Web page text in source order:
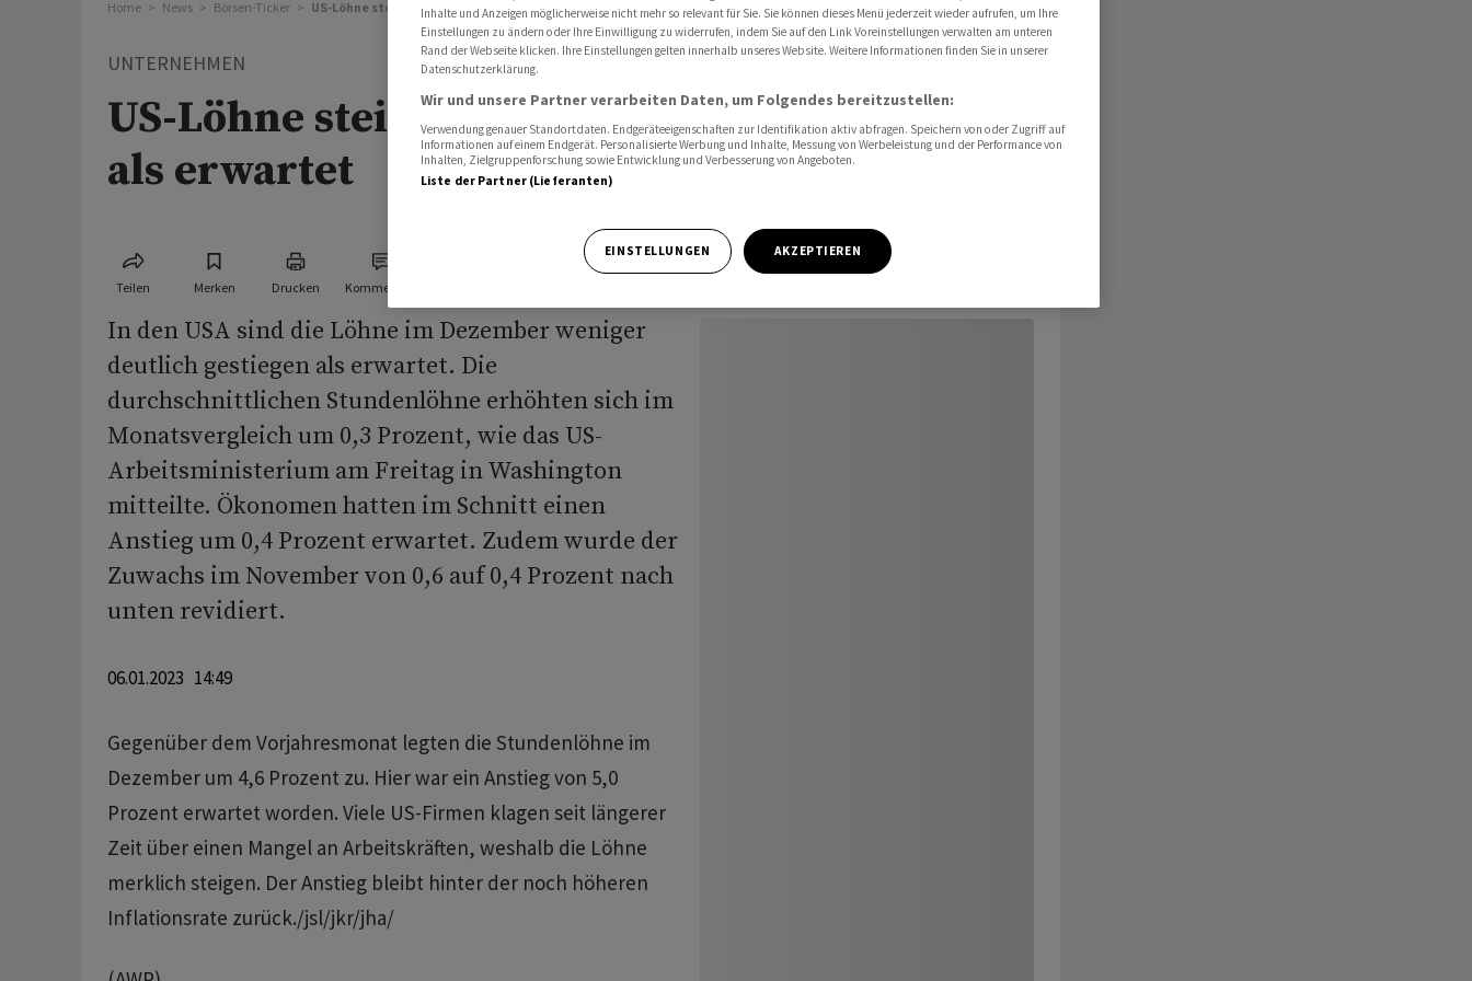
Home News Börsen-Ticker US-Löhne steigen weniger als erwartet
UNTERNEHMEN
US-Löhne steigen weniger
als erwartet
Teilen Merken Drucken Kommentare
In den USA sind die Löhne im Dezember weniger
deutlich gestiegen als erwartet. Die
durchschnittlichen Stundenlöhne erhöhten sich im
Monatsvergleich um 0,3 Prozent, wie das US-
Arbeitsministerium am Freitag in Washington
mitteilte. Ökonomen hatten im Schnitt einen
Anstieg um 0,4 Prozent erwartet. Zudem wurde der
Zuwachs im November von 0,6 auf 0,4 Prozent nach
unten revidiert.
06.01.2023 14:49
Gegenüber dem Vorjahresmonat legten die Stundenlöhne im
Dezember um 4,6 Prozent zu. Hier war ein Anstieg von 5,0
Prozent erwartet worden. Viele US-Firmen klagen seit längerer
Zeit über einen Mangel an Arbeitskräften, weshalb die Löhne
merklich steigen. Der Anstieg bleibt hinter der noch höheren
Inflationsrate zurück./jsl/jkr/jha/
Inhalte und Anzeigen möglicherweise nicht mehr so relevant für Sie. Sie können dieses Menü jederzeit wieder aufrufen, um Ihre
Einstellungen zu ändern oder Ihre Einwilligung zu widerrufen, indem Sie auf den Link Voreinstellungen verwalten am unteren
Rand der Webseite klicken. Ihre Einstellungen gelten innerhalb unseres Website. Weitere Informationen finden Sie in unserer
Datenschutzerklärung.
Wir und unsere Partner verarbeiten Daten, um Folgendes bereitzustellen:
Verwendung genauer Standortdaten. Endgeräteeigenschaften zur Identifikation aktiv abfragen. Speichern von oder Zugriff auf
Informationen auf einem Endgerät. Personalisierte Werbung und Inhalte, Messung von Werbeleistung und der Performance von
Inhalten, Zielgruppenforschung sowie Entwicklung und Verbesserung von Angeboten.
Liste der Partner (Lieferanten)
EINSTELLUNGEN AKZEPTIEREN